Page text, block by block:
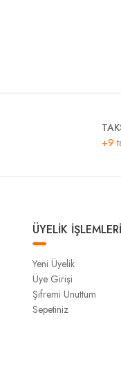
+9
ÜYELİK İŞLEMLERİ
Yeni Üyelik
Üye Girişi
Şifremi Unuttum
Sepetiniz